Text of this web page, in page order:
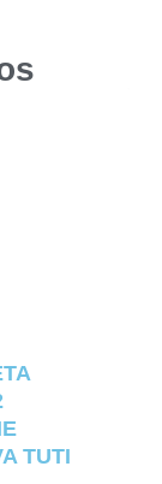
TUTI